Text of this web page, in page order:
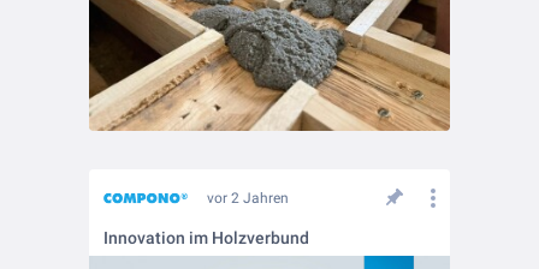
vor 2 Jahren
Innovation im Holzverbund